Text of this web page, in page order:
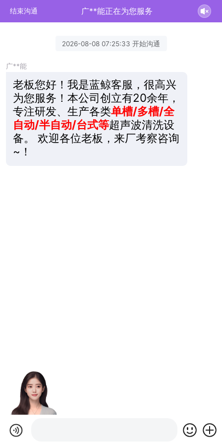
结束沟通 广**能正在为您服务
2026-08-08 07:25:33 开始沟通
广**能
老板您好！我是蓝鲸客服，很高兴
为您服务！本公司创立有20余年，
专注研发、生产各类单槽/多槽/全
自动/半自动/台式等超声波清洗设
备。 欢迎各位老板，来厂考察咨询
~！